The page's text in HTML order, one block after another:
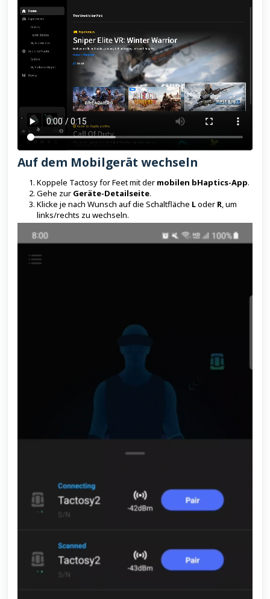
Auf dem Mobilgerät wechseln
Koppele Tactosy for Feet mit der mobilen bHaptics-App.
Gehe zur Geräte-Detailseite.
Klicke je nach Wunsch auf die Schaltfläche Loder R , um
links/rechts zu wechseln.